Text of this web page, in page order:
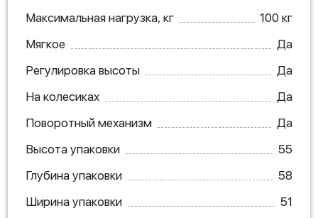
Максимальная нагрузка, кг
100 кг
Мягкое
Да
Регулировка высоты
Да
На колесиках
Да
Поворотный механизм
Да
Высота упаковки
55
Глубина упаковки
58
Ширина упаковки
51